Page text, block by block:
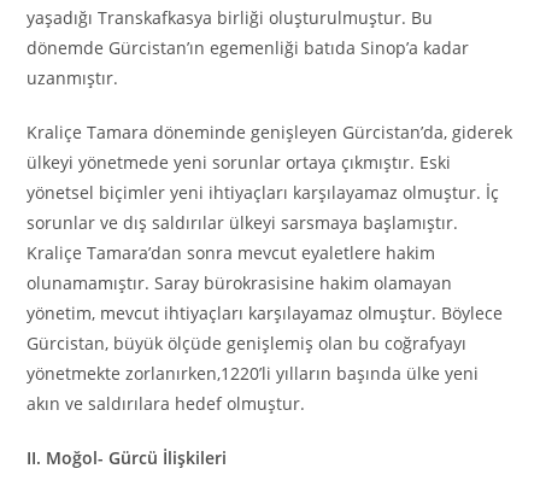
yaşadığı Transkafkasya birliği oluşturulmuştur. Bu
dönemde Gürcistan’ın egemenliği batıda Sinop’a kadar
uzanmıştır.
Kraliçe Tamara döneminde genişleyen Gürcistan’da, giderek
ülkeyi yönetmede yeni sorunlar ortaya çıkmıştır. Eski
yönetsel biçimler yeni ihtiyaçları karşılayamaz olmuştur. İç
sorunlar ve dış saldırılar ülkeyi sarsmaya başlamıştır.
Kraliçe Tamara’dan sonra mevcut eyaletlere hakim
olunamamıştır. Saray bürokrasisine hakim olamayan
yönetim, mevcut ihtiyaçları karşılayamaz olmuştur. Böylece
Gürcistan, büyük ölçüde genişlemiş olan bu coğrafyayı
yönetmekte zorlanırken,1220’li yılların başında ülke yeni
akın ve saldırılara hedef olmuştur.
II. Moğol- Gürcü İlişkileri